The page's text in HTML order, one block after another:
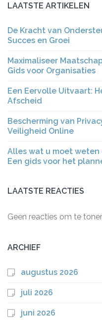
LAATSTE ARTIKELEN
De Kracht van
Succes en Groei
Maximaliseer
Gids voor Organisaties
Een Eervolle Uitvaart:
Afscheid
Bescherming van
Veiligheid Online
Alles wat u moet
Een gids voor het
LAATSTE REACTIES
Geen reacties om te
ARCHIEF
augustus 2026
juli 2026
juni 2026